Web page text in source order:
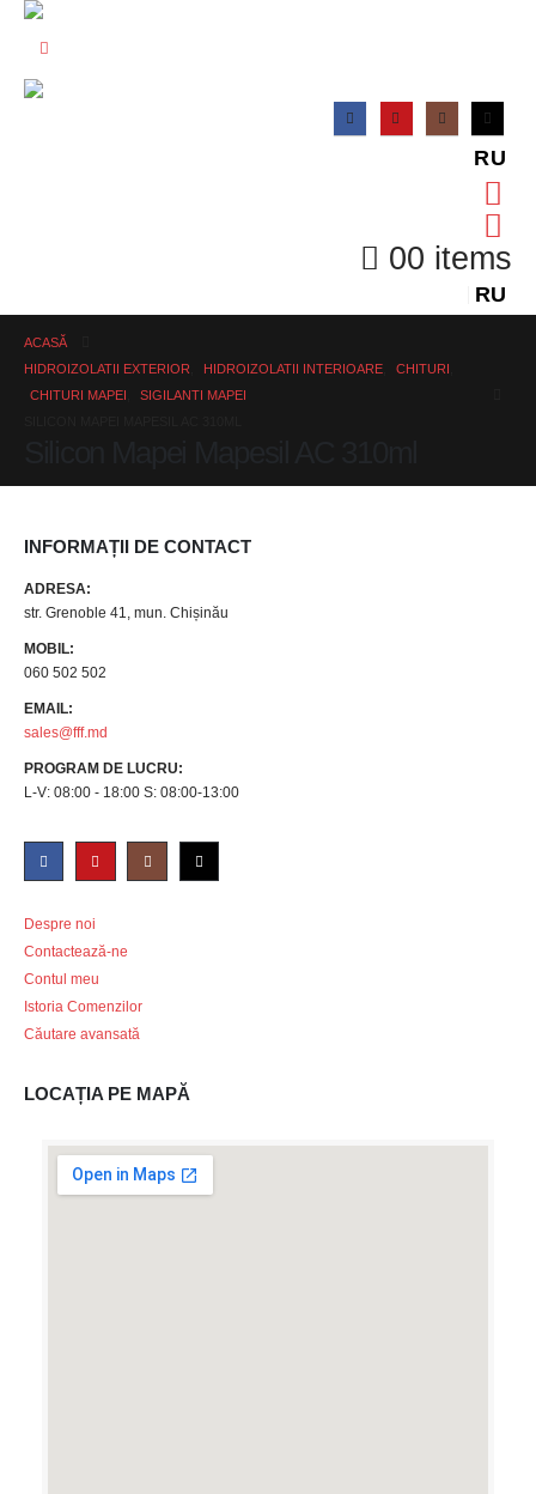
RU
00 items
RU
ACASĂ
HIDROIZOLATII EXTERIOR
HIDROIZOLATII INTERIOARE CHITURI
CHITURI MAPEI
SIGILANTI MAPEI
INFORMAȚII DE CONTACT
ADRESA:
str. Grenoble 41, mun. Chișinău
MOBIL:
060 502 502
EMAIL:
sales@fff.md
PROGRAM DE LUCRU:
L-V: 08:00 - 18:00 S: 08:00-13:00
Despre noi
Contactează-ne
Contul meu
Istoria Comenzilor
Căutare avansată
LOCAȚIA PE MAPĂ